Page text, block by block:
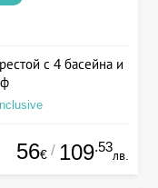
с 4 басейна и
56€ / 109.53
лв.